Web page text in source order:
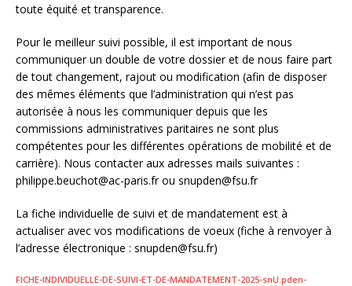
toute équité et transparence.
Pour le meilleur suivi possible, il est important de nous
communiquer un double de votre dossier et de nous faire part
de tout changement, rajout ou modification (afin de disposer
des mêmes éléments que l’administration qui n’est pas
autorisée à nous les communiquer depuis que les
commissions administratives paritaires ne sont plus
compétentes pour les différentes opérations de mobilité et de
carrière). Nous contacter aux adresses mails suivantes :
philippe.beuchot@ac-paris.fr ou snupden@fsu.fr
La fiche individuelle de suivi et de mandatement est à
actualiser avec vos modifications de voeux (fiche à renvoyer à
l’adresse électronique : snupden@fsu.fr)
FICHE-INDIVIDUELLE-DE-SUIVI-ET-DE-MANDATEMENT-2025-snU.pden-